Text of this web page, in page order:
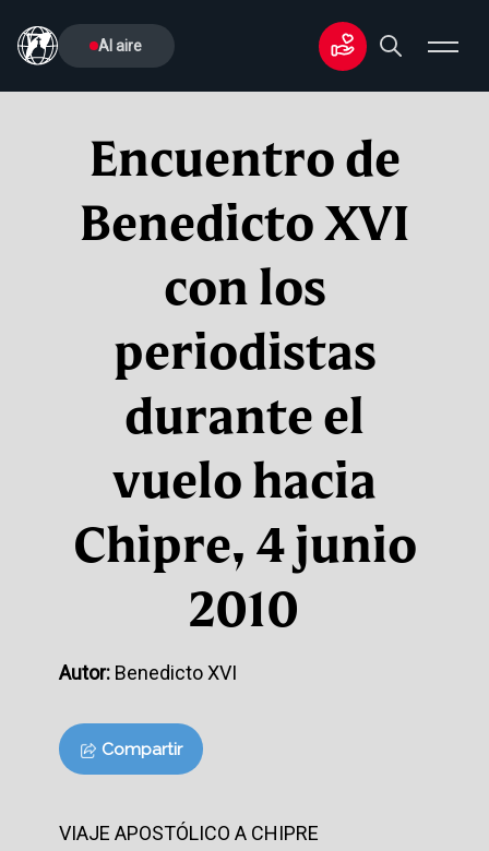
Al aire
Encuentro de
Benedicto XVI
con los
periodistas
durante el
vuelo hacia
Chipre, 4 junio
2010
Autor: Benedicto XVI
Compartir
VIAJE APOSTÓLICO A CHIPRE